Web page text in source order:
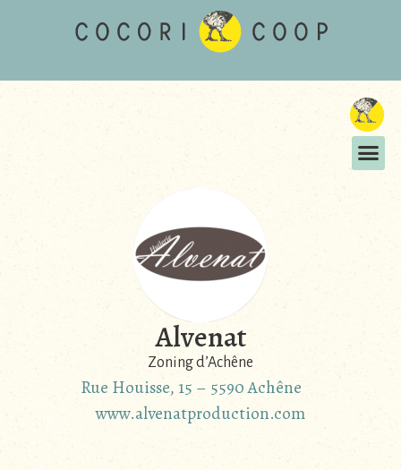
Alvenat
Zoning d’Achêne
Rue Houisse, 15 – 5590 Achêne
www.alvenatproduction.com